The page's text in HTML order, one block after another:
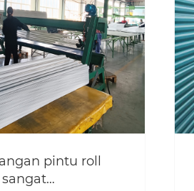
Shutter
disesuaikan